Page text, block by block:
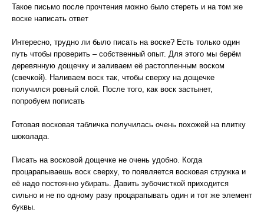
Такое письмо после прочтения можно было стереть и на том же
воске написать ответ
Интересно, трудно ли было писать на воске? Есть только один
путь чтобы проверить – собственный опыт. Для этого мы берём
деревянную дощечку и заливаем её растопленным воском
(свечкой). Наливаем воск так, чтобы сверху на дощечке
получился ровный слой. После того, как воск застынет,
попробуем пописать
Готовая восковая табличка получилась очень похожей на плитку
шоколада.
Писать на восковой дощечке не очень удобно. Когда
процарапываешь воск сверху, то появляется восковая стружка и
её надо постоянно убирать. Давить зубочисткой приходится
сильно и не по одному разу процарапывать один и тот же элемент
буквы.